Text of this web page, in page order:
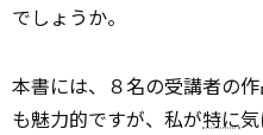
でしょうか。
本書には、８名の受講者の
も魅力的ですが、私が特に